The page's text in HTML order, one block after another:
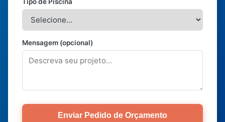
Mensagem (opcional)
Enviar Pedido de Orçamento